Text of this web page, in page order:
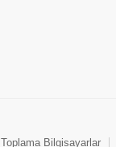
Toplama Bilgisayarlar